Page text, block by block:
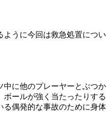
ように今回は救急処置につい
に他のプレーヤーとぶつか
ボールが強く当たったりする
る偶発的な事故のために身体